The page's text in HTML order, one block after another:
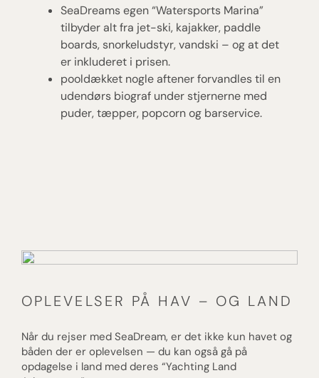
SeaDreams egen “Watersports Marina”
tilbyder alt fra jet-ski, kajakker, paddle
boards, snorkeludstyr, vandski – og at det
er inkluderet i prisen.
pooldækket nogle aftener forvandles til en
udendørs biograf under stjernerne med
puder, tæpper, popcorn og barservice.
OPLEVELSER PÅ HAV – OG LAND
Når du rejser med SeaDream, er det ikke kun havet og
båden der er oplevelsen — du kan også gå på
opdagelse i land med deres “Yachting Land